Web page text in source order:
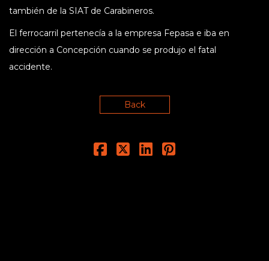
también de la SIAT de Carabineros.
El ferrocarril pertenecía a la empresa Fepasa e iba en
dirección a Concepción cuando se produjo el fatal
accidente.
Back